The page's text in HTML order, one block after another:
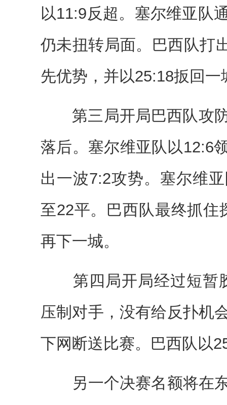
以11:9反超。塞尔维亚队
仍未扭转局面。巴西队打
先优势，并以25:18扳回一
第三局开局巴西队攻防
落后。塞尔维亚队以12:6
出一波7:2攻势。塞尔维
至22平。巴西队最终抓住
再下一城。
第四局开局经过短暂
压制对手，没有给反扑机
下网断送比赛。巴西队以
另一个决赛名额将在东